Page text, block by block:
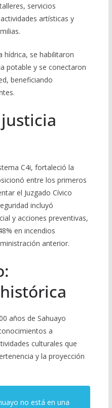
servicios
artísticas y
hídrica, se habilitaron
potable y se conectaron
beneficiando
C4i, fortaleció la
entre los primeros
el Juzgado Cívico
incluyó
y acciones preventivas,
en incendios
anterior.
años de Sahuayo
a
culturales que
y la proyección
no está en una